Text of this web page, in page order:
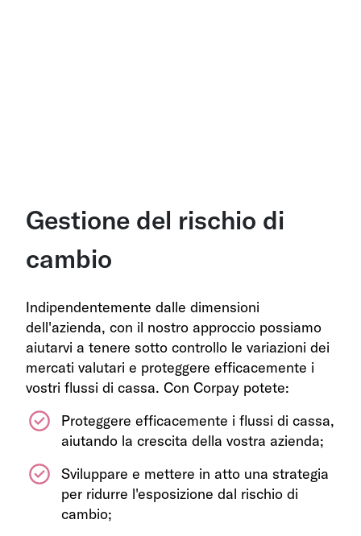
Gestione del rischio di
cambio
Indipendentemente dalle dimensioni
dell'azienda, con il nostro approccio possiamo
aiutarvi a tenere sotto controllo le variazioni dei
mercati valutari e proteggere efficacemente i
vostri flussi di cassa. Con Corpay potete:
Proteggere efficacemente i flussi di cassa,
aiutando la crescita della vostra azienda;
Sviluppare e mettere in atto una strategia
per ridurre l'esposizione dal rischio di
cambio;